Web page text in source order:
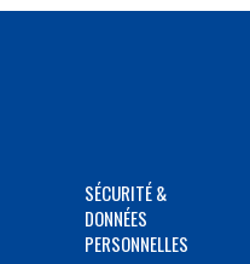
SÉCURITÉ &
DONNÉES
PERSONNELLES